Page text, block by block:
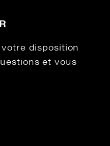
disposition
et vous